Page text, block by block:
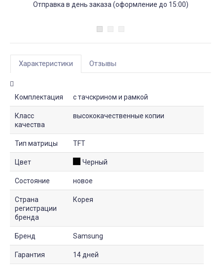
Отправка в день заказа (оформление до 15:00)
Характеристики Отзывы
Комплектация с тачскрином и рамкой
Класс
качества
высококачественные копии
Тип матрицы TFT
Цвет Черный
Состояние новое
Страна
регистрации
бренда
Корея
Бренд Samsung
Гарантия 14 дней